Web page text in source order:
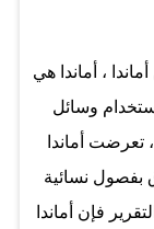
الخليج لا يكاد
يستوردون
الخارج، أي من
، أماندا هي
وسائل
تعرضت أماندا
بفصول نسائية
فإن أماندا